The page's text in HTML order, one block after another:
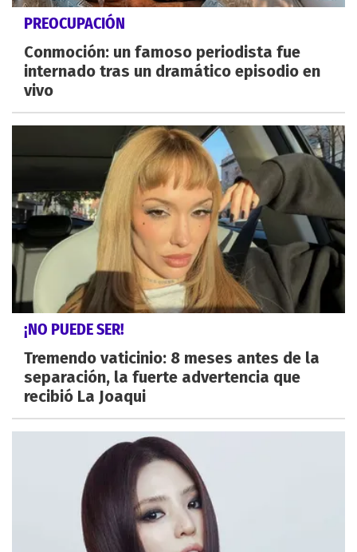
PREOCUPACIÓN
Conmoción: un famoso periodista fue
internado tras un dramático episodio en
vivo
¡NO PUEDE SER!
Tremendo vaticinio: 8 meses antes de la
separación, la fuerte advertencia que
recibió La Joaqui